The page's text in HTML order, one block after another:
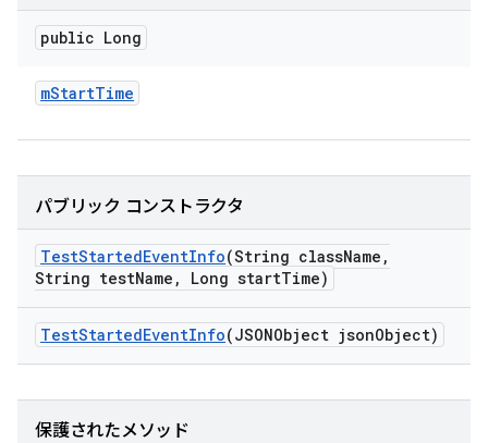
public Long
mStartTime
パブリック コンストラクタ
TestStartedEventInfo(String className ,
String testName , Long startTime)
TestStartedEventInfo(JSONObject jsonObject)
保護されたメソッド